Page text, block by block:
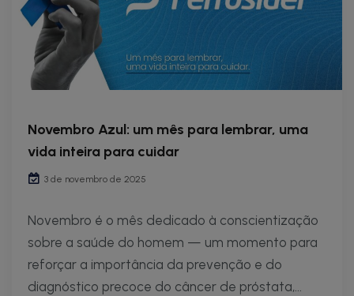
Novembro Azul: um mês para lembrar, uma
vida inteira para cuidar
3 de novembro de 2025
Novembro é o mês dedicado à conscientização
sobre a saúde do homem — um momento para
reforçar a importância da prevenção e do
diagnóstico precoce do câncer de próstata,...